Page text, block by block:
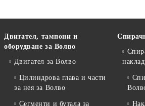
Двигател, тампони и
оборудване за Волво
Двигател за Волво
Цилиндрова глава и части
за нея за Волво
Сегменти и бутала за